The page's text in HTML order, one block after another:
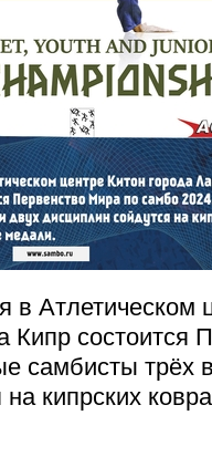
в Атлетическом
Кипр состоится
самбисты трёх
кипрских